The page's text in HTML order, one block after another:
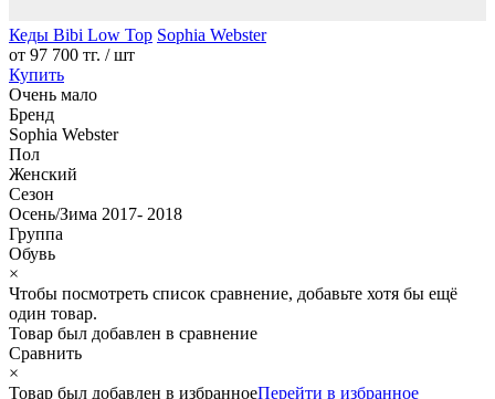
Кеды Bibi Low Top Sophia Webster
от 97 700 тг. / шт
Купить
Очень мало
Бренд
Sophia Webster
Пол
Женский
Сезон
Осень/Зима 2017- 2018
Группа
Обувь
×
Чтобы посмотреть список сравнение, добавьте хотя бы ещё
один товар.
Товар был добавлен в сравнение
Сравнить
×
Товар был добавлен в избранноеПерейти в избранное